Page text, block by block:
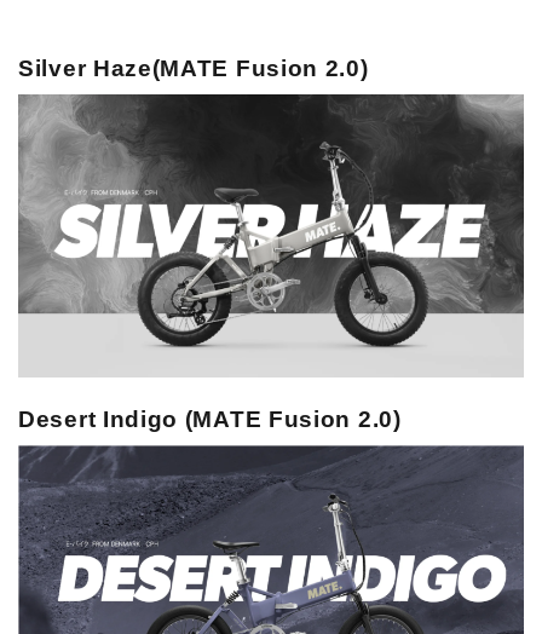
Silver Haze(MATE Fusion 2.0)
Desert Indigo (MATE Fusion 2.0)